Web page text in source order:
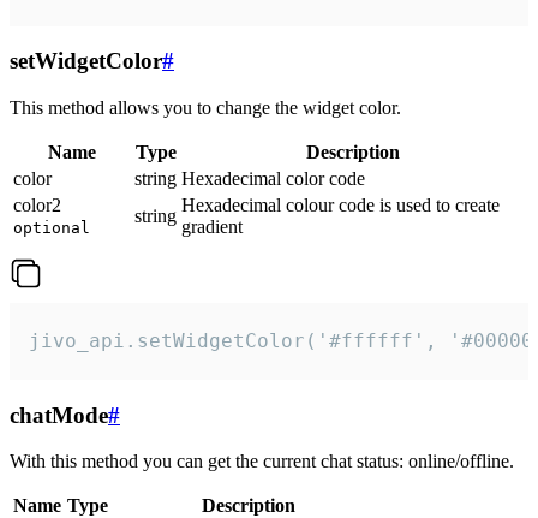
setWidgetColor#
This method allows you to change the widget color.
Name Type
Description
color
string Hexadecimal color code
color2
optional
string
Hexadecimal colour code is used to create
gradient
jivo_api.setWidgetColor('#ffffff',
chatMode#
With this method you can get the current chat status: online/offline.
Name Type
Description